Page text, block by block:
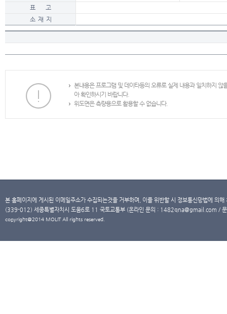
표 고
소 재 지
본내용은 프로그램 및 데이타등의 오류로 실제 내용과 일치하지
아 확인하시기 바랍니다.
위도면은 측량용으로 활용할 수 없습니다.
본 홈페이지에 게시된 이메일주소가 수집되는것을 거부하며, 이를 위반할 시 정보통신망법에 의
(339-012) 세종특별자치시 도움6로 11 국토교통부 (온라인 문의 : 1482qna@gmail.com /
copyright@2014 MOLIT All rights reserved.